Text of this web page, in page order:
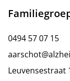
0494 57 07 15
Leuvensestraat